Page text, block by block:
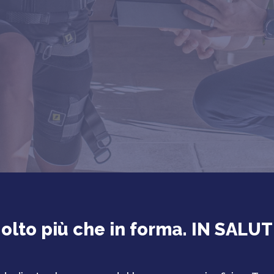
più che in forma. IN